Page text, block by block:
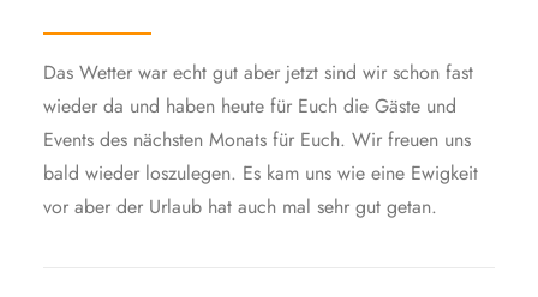
Das Wetter war echt gut aber jetzt sind wir schon fast
wieder da und haben heute für Euch die Gäste und
Events des nächsten Monats für Euch. Wir freuen uns
bald wieder loszulegen. Es kam uns wie eine Ewigkeit
vor aber der Urlaub hat auch mal sehr gut getan.